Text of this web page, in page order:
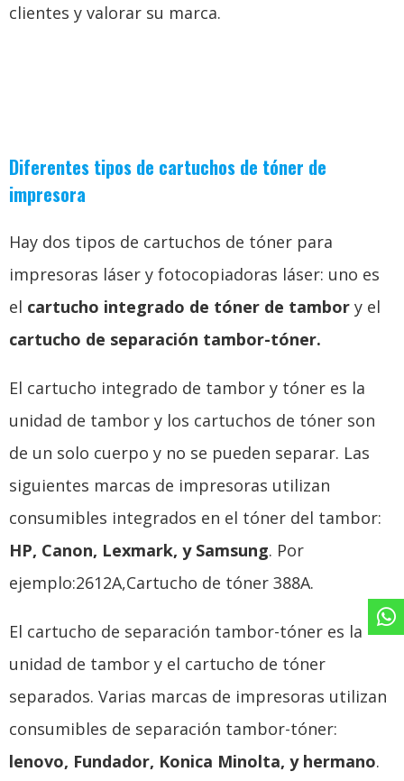
clientes y valorar su marca.
Diferentes tipos de cartuchos de tóner de
impresora
Hay dos tipos de cartuchos de tóner para
impresoras láser y fotocopiadoras láser: uno es
el cartucho integrado de tóner de tambor y el
cartucho de separación tambor-tóner.
El cartucho integrado de tambor y tóner es la
unidad de tambor y los cartuchos de tóner son
de un solo cuerpo y no se pueden separar. Las
siguientes marcas de impresoras utilizan
consumibles integrados en el tóner del tambor:
HP, Canon, Lexmark, y Samsung. Por
ejemplo:2612A,Cartucho de tóner 388A.
El cartucho de separación tambor-tóner es la
unidad de tambor y el cartucho de tóner
separados. Varias marcas de impresoras utilizan
consumibles de separación tambor-tóner:
lenovo, Fundador, Konica Minolta, y hermano.